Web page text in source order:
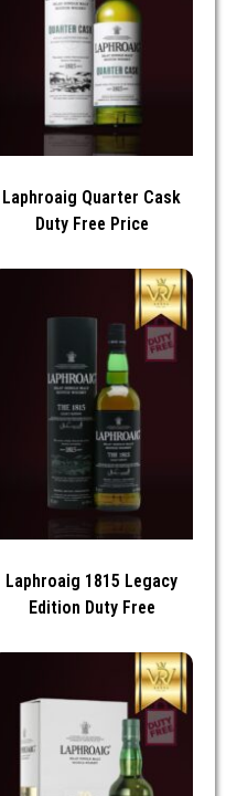
Laphroaig Quarter Cask
Duty Free Price
Laphroaig 1815 Legacy
Edition Duty Free